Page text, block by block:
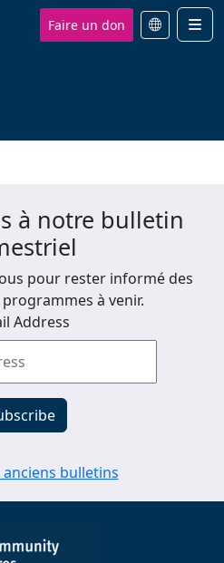
Faire un don
à notre bulletin
pour rester informé des
à venir.
Address
bulletins